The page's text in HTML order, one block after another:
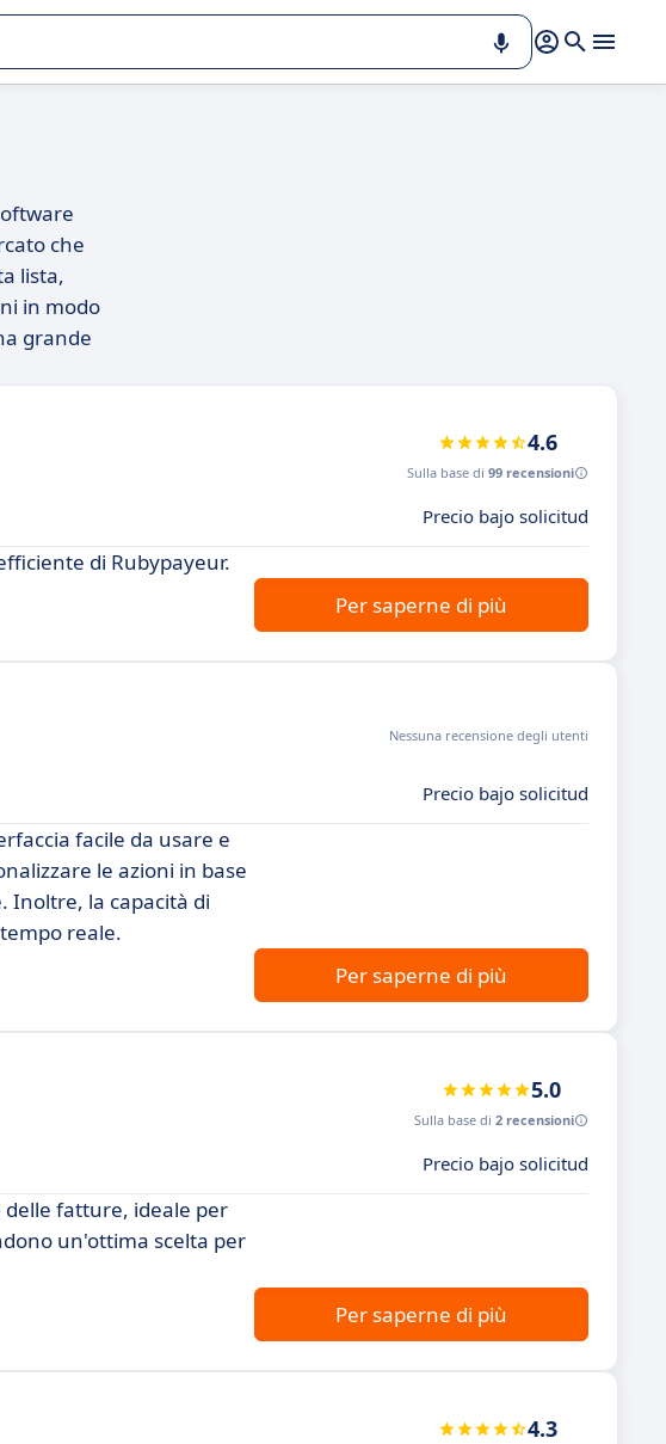
che
lista,
in modo
grande
4.6
Sulla base di 99 recensioni
Precio bajo solicitud
di Rubypayeur.
Per saperne di più
Nessuna recensione degli utenti
Precio bajo solicitud
facile da usare e
le azioni in base
Inoltre, la capacità di
reale.
Per saperne di più
5.0
Sulla base di 2 recensioni
Precio bajo solicitud
fatture, ideale per
un'ottima scelta per
Per saperne di più
4.3